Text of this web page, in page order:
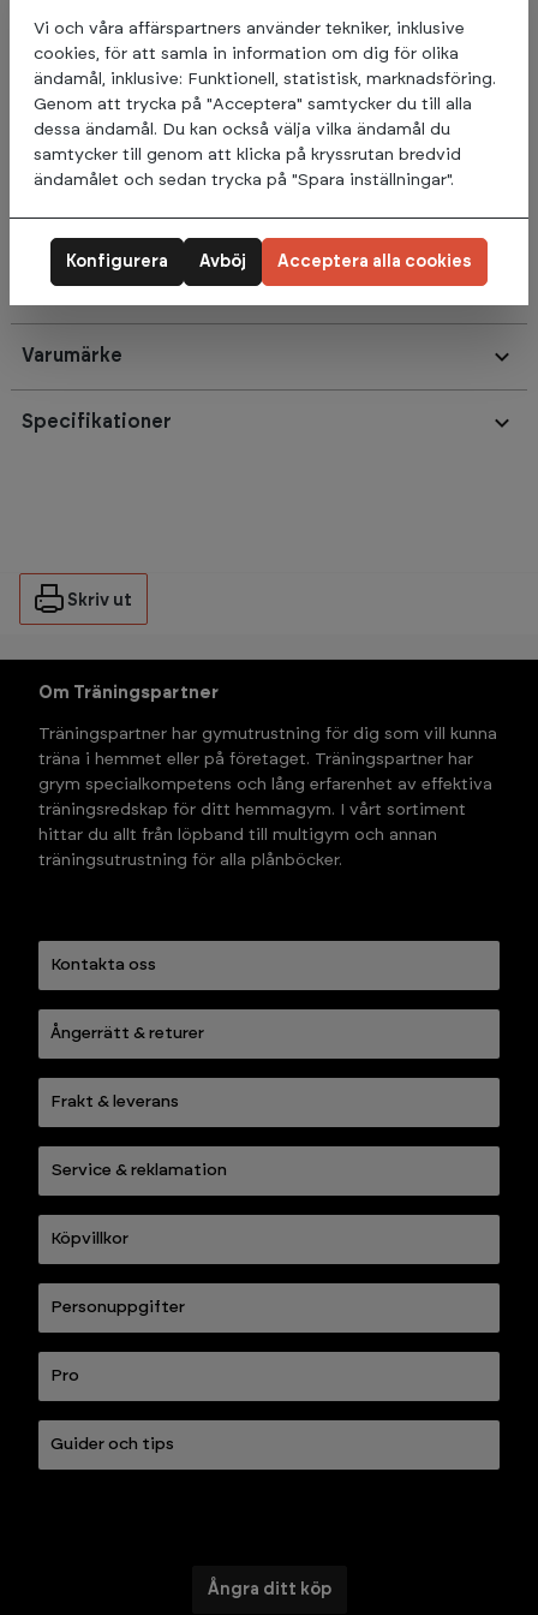
skydd för golven.
Denna bänk är utformad för att klara av de mest krävande
träningspassen och erbjuder optimal användarkomfort. Med
sin estetiskt tilltalande design passar den perfekt in i alla gym
och ger en bekväm och säker användarupplevelse. Spirit
flatbänk SP-4201 är en del av en komplett serie av bänkar
Omdömen
Specifikationer
Varumärke
Skriv ut
Om Träningspartner
Träningspartner har gymutrustning för dig som vill kunna
träna i hemmet eller på företaget. Träningspartner har
grym specialkompetens och lång erfarenhet av effektiva
träningsredskap för ditt hemmagym. I vårt sortiment
hittar du allt från löpband till multigym och annan
träningsutrustning för alla plånböcker.
Kontakta oss
Ångerrätt & returer
Frakt & leverans
Service & reklamation
Köpvillkor
Personuppgifter
Pro
Guider och tips
Ångra ditt köp
Vi och våra affärspartners använder tekniker, inklusive
cookies, för att samla in information om dig för olika
ändamål, inklusive: Funktionell, statistisk, marknadsföring.
Genom att trycka på "Acceptera" samtycker du till alla
dessa ändamål. Du kan också välja vilka ändamål du
samtycker till genom att klicka på kryssrutan bredvid
ändamålet och sedan trycka på "Spara inställningar".
Avböj
Konfigurera Acceptera alla cookies